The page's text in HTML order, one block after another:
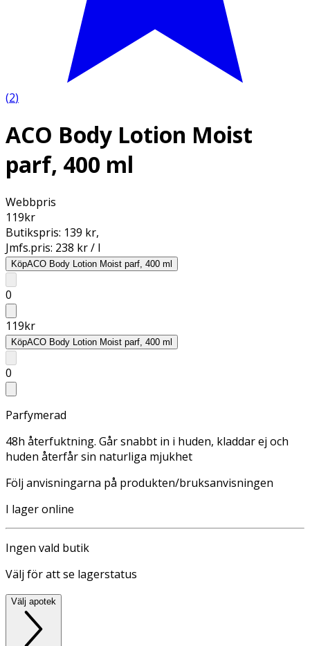
(2)
ACO Body Lotion Moist
parf, 400 ml
Webbpris
119kr
Butikspris: 139 kr,
Jmfs.pris: 238 kr / l
KöpACO Body Lotion Moist parf, 400 ml
0
119kr
KöpACO Body Lotion Moist parf, 400 ml
0
Parfymerad
48h återfuktning. Går snabbt in i huden, kladdar ej och
huden återfår sin naturliga mjukhet
Följ anvisningarna på produkten/bruksanvisningen
I lager online
Ingen vald butik
Välj för att se lagerstatus
Välj apotek